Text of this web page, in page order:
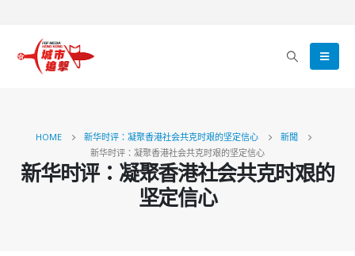
HOME 新华时评：凝聚香港社会共克时艰的坚定信心
新聞
新华时评：凝聚香港社会共克时艰的坚定信心
新华时评：凝聚香港社会共克时艰的
坚定信心